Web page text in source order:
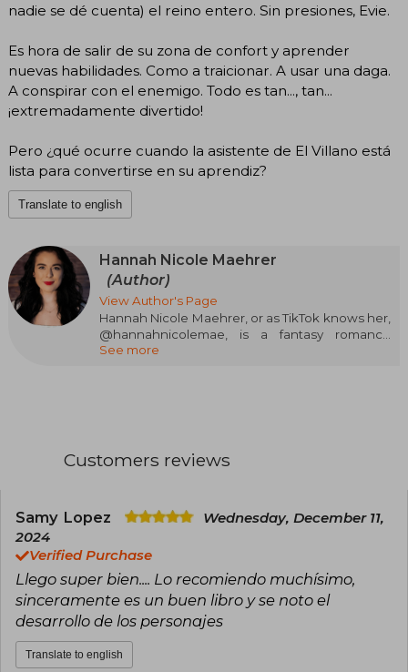
nadie se dé cuenta) el reino entero. Sin presiones, Evie.
Es hora de salir de su zona de confort y aprender
nuevas habilidades. Como a traicionar. A usar una daga.
A conspirar con el enemigo. Todo es tan..., tan...
¡extremadamente divertido!
Pero ¿qué ocurre cuando la asistente de El Villano está
lista para convertirse en su aprendiz?
Translate to english
Hannah Nicole Maehrer
(Author)
View Author's Page
Hannah Nicole Maehrer, or as TikTok knows her,
@hannahnicolemae, is a fantasy romance
author and a BookToker with a penchant for
can find her with her head in the clouds and a
See more
Customers reviews
Samy Lopez
Wednesday, December 11,
2024
Verified Purchase
Llego super bien.... Lo recomiendo muchísimo,
sinceramente es un buen libro y se noto el
desarrollo de los personajes
Translate to english